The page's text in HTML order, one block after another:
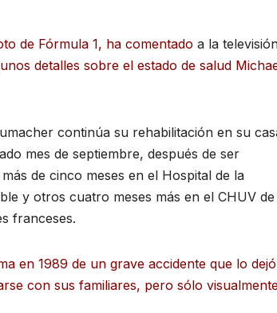
de Fórmula 1, ha comentado a la
detalles sobre el estado de salud
continúa su rehabilitación en su
mes de septiembre, después de ser
de cinco meses en el Hospital de la
y otros cuatro meses más en el CHUV
franceses.
en 1989 de un grave accidente que lo
con sus familiares, pero sólo